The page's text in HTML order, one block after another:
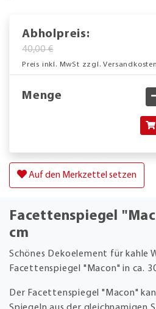
Abholpreis:
40,00 €
Preis inkl. MwSt zzgl. Versandkosten
Menge
Auf den Merkzettel setzen
Facettenspiegel
cm
Schönes Dekoelement für kahle
Facettenspiegel "Macon" in ca.
Der Facettenspiegel "Macon"